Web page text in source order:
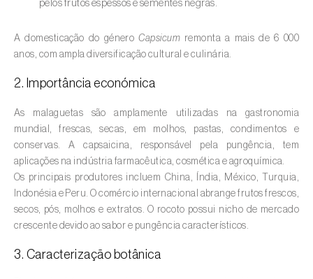
Áreas não cultivadas (
Aromáticas, condimentares e medicinais
(Coriandrum, Petroselinum, Mentha, Ocimum,
Artemisia, Foeniculum, Laurus, Majorana,
Melissa, Pimpinella, Rosmarinus e outras
Arroz (Oryza spp.
Aveia (Avena sativa)
Aveleira ( Corylus avellana L.
Azinheira (Quercus ilex e Quercus
Musa spp.
pelos frutos espessos e sementes negras.
A domesticação do géneroCapsicum remonta a mais de 6 000
anos, com ampla diversificação cultural e culinária.
2. Importância económica
As malaguetas são amplamente utilizadas na gastronomia
mundial, frescas, secas, em molhos, pastas, condimentos e
conservas. A capsaicina, responsável pela pungência, tem
aplicações na indústria farmacêutica, cosmética e agroquímica.
Os principais produtores incluem China, Índia, México, Turquia,
Indonésia e Peru. O comércio internacional abrange frutos frescos,
secos, pós, molhos e extratos. O rocoto possui nicho de mercado
crescente devido ao sabor e pungência característicos.
3. Caracterização botânica